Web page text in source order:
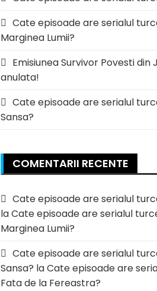
Cate episoade are serialul
Marginea Lumii?
Emisiunea Survivor Povesti din
anulata!
Cate episoade are serialul
Sansa?
COMENTARII RECENTE
Cate episoade are serialul
laCate episoade are serialul
Marginea Lumii?
Cate episoade are serialul
Sansa? laCate episoade are
Fata de la Fereastra?